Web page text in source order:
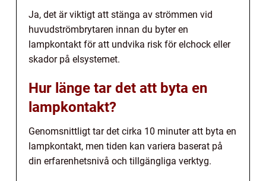
Ja, det är viktigt att stänga av strömmen vid
huvudströmbrytaren innan du byter en
lampkontakt för att undvika risk för elchock eller
skador på elsystemet.
Hur länge tar det att byta en
lampkontakt?
Genomsnittligt tar det cirka 10 minuter att byta en
lampkontakt, men tiden kan variera baserat på
din erfarenhetsnivå och tillgängliga verktyg.